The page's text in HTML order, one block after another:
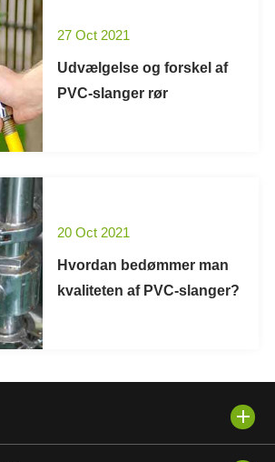
27 Oct 2021
Udvælgelse og forskel af
PVC-slanger rør
20 Oct 2021
Hvordan bedømmer man
kvaliteten af PVC-slanger?